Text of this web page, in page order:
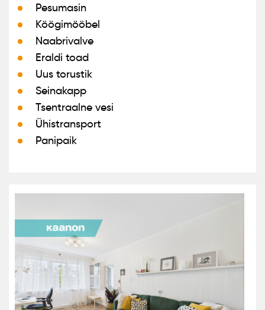
Pesumasin
Köögimööbel
Naabrivalve
Eraldi toad
Uus torustik
Seinakapp
Tsentraalne vesi
Ühistransport
Panipaik